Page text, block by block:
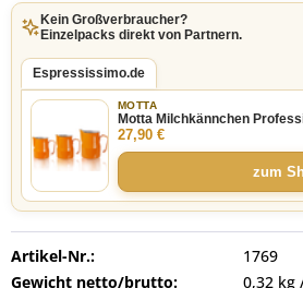
Kein Großverbraucher?
Einzelpacks direkt von Partnern.
Espressissimo.de
MOTTA
Motta Milchkännchen
27,90 €
zum
Artikel-Nr.:
1769
Gewicht netto/brutto:
0,32 kg